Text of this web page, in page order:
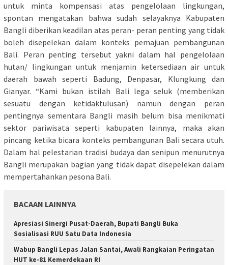
untuk minta kompensasi atas pengelolaan lingkungan,
spontan mengatakan bahwa sudah selayaknya Kabupaten
Bangli diberikan keadilan atas peran- peran penting yang tidak
boleh disepelekan dalam konteks pemajuan pembangunan
Bali. Peran penting tersebut yakni dalam hal pengelolaan
hutan/ lingkungan untuk menjamin ketersediaan air untuk
daerah bawah seperti Badung, Denpasar, Klungkung dan
Gianyar. “Kami bukan istilah Bali lega seluk (memberikan
sesuatu dengan ketidaktulusan) namun dengan peran
pentingnya sementara Bangli masih belum bisa menikmati
sektor pariwisata seperti kabupaten lainnya, maka akan
pincang ketika bicara konteks pembangunan Bali secara utuh.
Dalam hal pelestarian tradisi budaya dan senipun menurutnya
Bangli merupakan bagian yang tidak dapat disepelekan dalam
mempertahankan pesona Bali.
BACAAN LAINNYA
Apresiasi Sinergi Pusat-Daerah, Bupati Bangli Buka
Sosialisasi RUU Satu Data Indonesia
Wabup Bangli Lepas Jalan Santai, Awali Rangkaian Peringatan
HUT ke-81 Kemerdekaan RI